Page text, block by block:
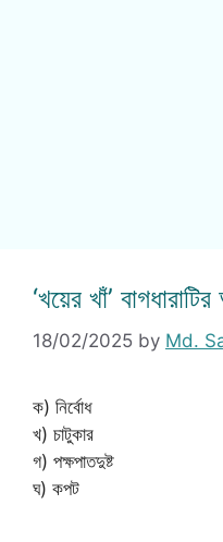
‘খয়ের খাঁ’
18/02/2025 by Md.
ক) নির্বোধ
খ) চাটুকার
গ) পক্ষপাতদুষ্ট
ঘ) কপট